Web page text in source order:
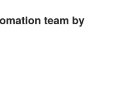
team by